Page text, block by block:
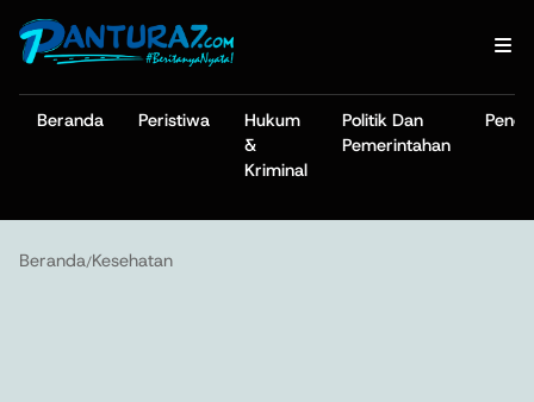
Beranda Peristiwa
Hukum
&
Kriminal
Politik Dan
Pemerintahan
Beranda/Kesehatan